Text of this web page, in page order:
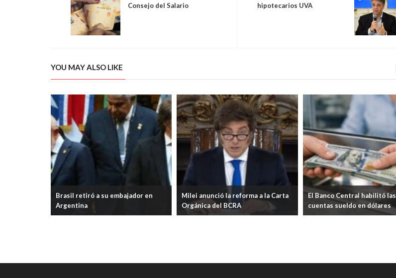
Consejo del Salario
hipotecarios UVA
YOU MAY ALSO LIKE
Brasil retiró a su embajador en
Argentina
Milei anunció la reforma a la Carta
Orgánica del BCRA
El Banco Central habilitó las
cuentas sueldo en dólares